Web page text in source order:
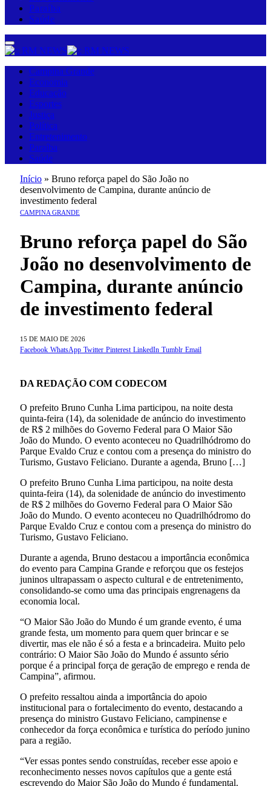
Paraíba
Saúde
Campina Grande
Economia
Educação
Esportes
Justiça
Política
Entretenimento
Paraíba
Saúde
Início » Bruno reforça papel do São João no
desenvolvimento de Campina, durante anúncio de
investimento federal
CAMPINA GRANDE
Bruno reforça papel do São
João no desenvolvimento de
Campina, durante anúncio
de investimento federal
15 DE MAIO DE 2026
Facebook WhatsApp Twitter Pinterest LinkedIn Tumblr Email
DA REDAÇÃO COM CODECOM
O prefeito Bruno Cunha Lima participou, na noite desta
quinta-feira (14), da solenidade de anúncio do investimento
de R$ 2 milhões do Governo Federal para O Maior São
João do Mundo. O evento aconteceu no Quadrilhódromo do
Parque Evaldo Cruz e contou com a presença do ministro do
Turismo, Gustavo Feliciano. Durante a agenda, Bruno […]
O prefeito Bruno Cunha Lima participou, na noite desta
quinta-feira (14), da solenidade de anúncio do investimento
de R$ 2 milhões do Governo Federal para O Maior São
João do Mundo. O evento aconteceu no Quadrilhódromo do
Parque Evaldo Cruz e contou com a presença do ministro do
Turismo, Gustavo Feliciano.
Durante a agenda, Bruno destacou a importância econômica
do evento para Campina Grande e reforçou que os festejos
juninos ultrapassam o aspecto cultural e de entretenimento,
consolidando-se como uma das principais engrenagens da
economia local.
“O Maior São João do Mundo é um grande evento, é uma
grande festa, um momento para quem quer brincar e se
divertir, mas ele não é só a festa e a brincadeira. Muito pelo
contrário: O Maior São João do Mundo é assunto sério
porque é a principal força de geração de emprego e renda de
Campina”, afirmou.
O prefeito ressaltou ainda a importância do apoio
institucional para o fortalecimento do evento, destacando a
presença do ministro Gustavo Feliciano, campinense e
conhecedor da força econômica e turística do período junino
para a região.
“Ver essas pontes sendo construídas, receber esse apoio e
reconhecimento nesses novos capítulos que a gente está
escrevendo do Maior São João do Mundo é fundamental.